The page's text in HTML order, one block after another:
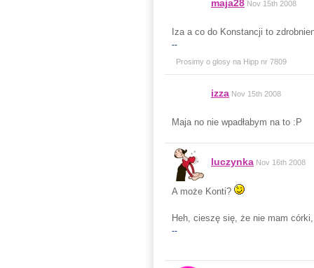
maja28 Nov 15th 2008
Iza a co do Konstancji to
--
Prosimy o glosy na Hipp nr 7809
izza Nov 15th 2008
Maja no nie wpadłabym na to :P
luczynka Nov 16th 2008
A może Konti?
Heh, cieszę się, że nie mam
--